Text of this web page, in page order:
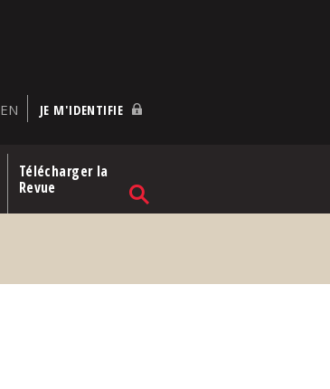
EN JE M'IDENTIFIE
Télécharger la
Revue